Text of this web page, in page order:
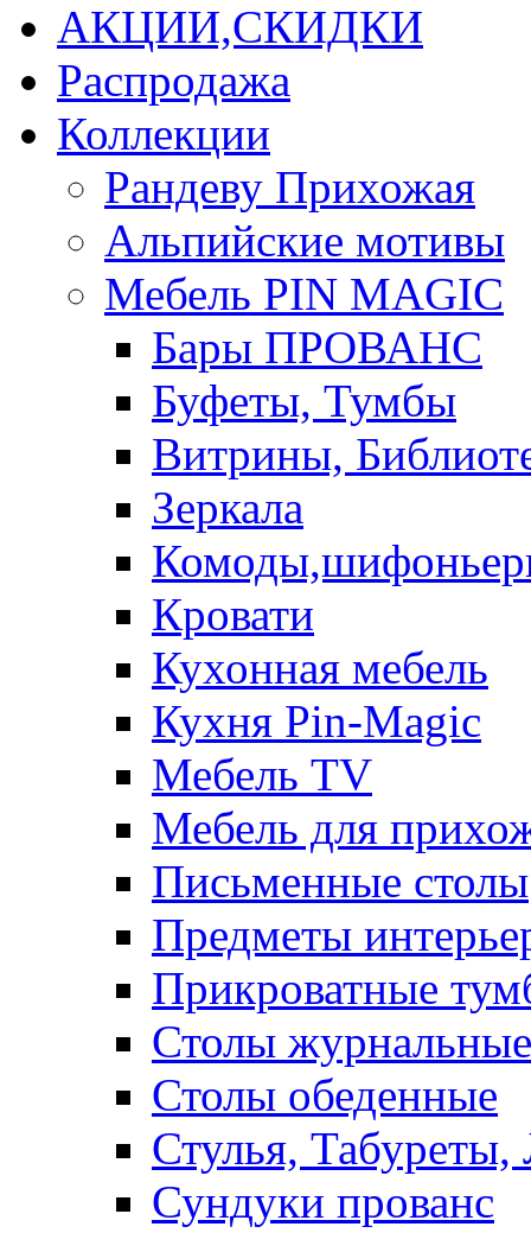
АКЦИИ,СКИДКИ
Распродажа
Коллекции
Рандеву Прихожая
Альпийские мотивы
Мебель PIN MAGIС
Бары ПРОВАНС
Буфеты, Тумбы
Витрины,
Зеркала
Кровати
Кухонная мебель
Кухня Pin-Magic
Мебель TV
Мебель для
Письменные столы
Предметы
Прикроватные
Столы журнальные
Столы обеденные
Стулья, Табуреты,
Сундуки прованс